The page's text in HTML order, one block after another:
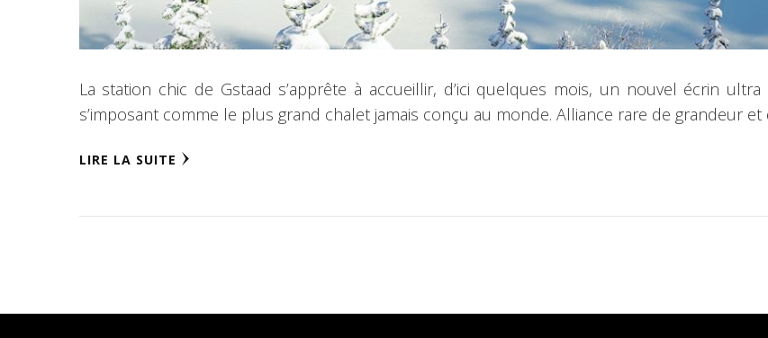
La station chic de Gstaad s’apprête à accueillir, d’ici quelques mois, un nouvel écrin
s’imposant comme le plus grand chalet jamais conçu au monde. Alliance rare de grandeur
LIRE LA SUITE